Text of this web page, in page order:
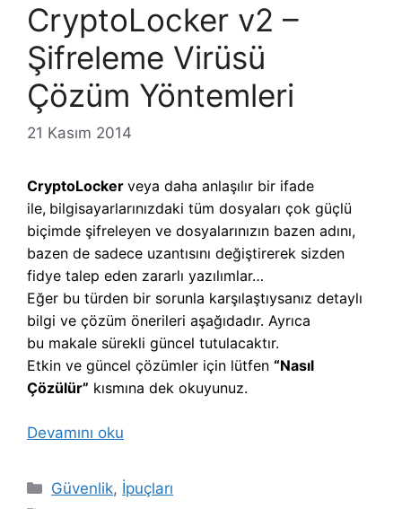
CryptoLocker v2 –
Şifreleme Virüsü
Çözüm Yöntemleri
21 Kasım 2014
CryptoLocker veya daha anlaşılır bir ifade
ile, bilgisayarlarınızdaki tüm dosyaları çok güçlü
biçimde şifreleyen ve dosyalarınızın bazen adını,
bazen de sadece uzantısını değiştirerek sizden
fidye talep eden zararlı yazılımlar…
Eğer bu türden bir sorunla karşılaştıysanız detaylı
bilgi ve çözüm önerileri aşağıdadır. Ayrıca
bu makale sürekli güncel tutulacaktır.
Etkin ve güncel çözümler için lütfen “Nasıl
Çözülür” kısmına dek okuyunuz.
Devamını oku
Kategoriler
Güvenlik, İpuçları